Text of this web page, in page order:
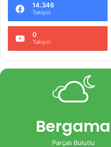
14.346
Takipci
0
Takipci
Bergama
Parçalı Bulutlu